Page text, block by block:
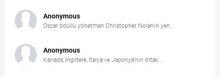
Anonymous
Oscar ödüllü yönetmen Christopher Nolan'ın yen...
Anonymous
Kanada, İngiltere, İtalya ve Japonya'nın ortak...